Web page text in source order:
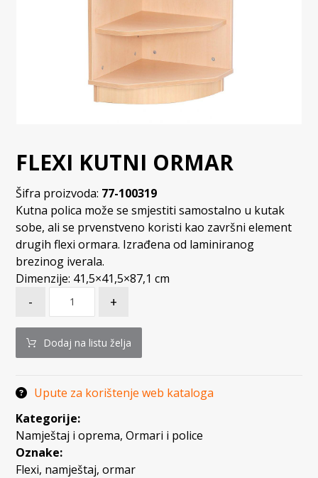
FLEXI KUTNI ORMAR
Šifra proizvoda: 77-100319
Kutna polica može se smjestiti samostalno u kutak
sobe, ali se prvenstveno koristi kao završni element
drugih flexi ormara. Izrađena od laminiranog
brezinog iverala.
Dimenzije: 41,5×41,5×87,1 cm
- +
Dodaj na listu želja
Upute za korištenje web kataloga
Kategorije:
Namještaj i oprema,Ormari i police
Oznake:
Flexi, namještaj,ormar